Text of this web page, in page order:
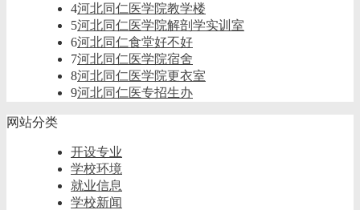
4河北同仁医学院教学楼
5河北同仁医学院解剖学实训室
6河北同仁食堂好不好
7河北同仁医学院宿舍
8河北同仁医学院更衣室
9河北同仁医专招生办
网站分类
开设专业
学校环境
就业信息
学校新闻